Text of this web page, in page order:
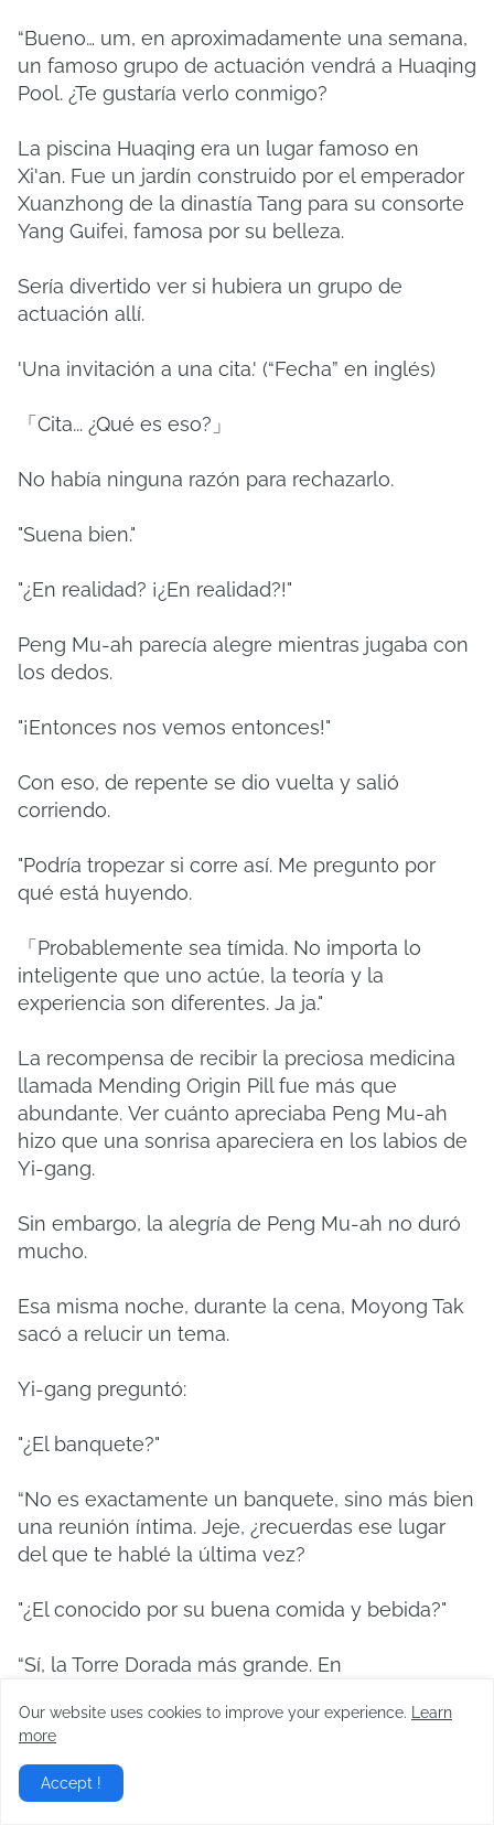
“Bueno… um, en aproximadamente una semana,
un famoso grupo de actuación vendrá a Huaqing
Pool. ¿Te gustaría verlo conmigo?
La piscina Huaqing era un lugar famoso en
Xi'an. Fue un jardín construido por el emperador
Xuanzhong de la dinastía Tang para su consorte
Yang Guifei, famosa por su belleza.
Sería divertido ver si hubiera un grupo de
actuación allí.
'Una invitación a una cita.' (“Fecha” en inglés)
「Cita... ¿Qué es eso?」
No había ninguna razón para rechazarlo.
"Suena bien."
"¿En realidad? ¡¿En realidad?!"
Peng Mu-ah parecía alegre mientras jugaba con
los dedos.
"¡Entonces nos vemos entonces!"
Con eso, de repente se dio vuelta y salió
corriendo.
"Podría tropezar si corre así. Me pregunto por
qué está huyendo.
「Probablemente sea tímida. No importa lo
inteligente que uno actúe, la teoría y la
experiencia son diferentes. Ja ja."
La recompensa de recibir la preciosa medicina
llamada Mending Origin Pill fue más que
abundante. Ver cuánto apreciaba Peng Mu-ah
hizo que una sonrisa apareciera en los labios de
Yi-gang.
Sin embargo, la alegría de Peng Mu-ah no duró
mucho.
Esa misma noche, durante la cena, Moyong Tak
sacó a relucir un tema.
Yi-gang preguntó:
"¿El banquete?"
“No es exactamente un banquete, sino más bien
una reunión íntima. Jeje, ¿recuerdas ese lugar
del que te hablé la última vez?
"¿El conocido por su buena comida y bebida?"
“Sí, la Torre Dorada más grande. En
alquilar todo el lugar.Se reunirán todas las
figuras renombradas de Xi'an y las personas
talentosas y elegantemente arregladas”.
Our website uses cookies to improve your experience.
Learn
more
Accept !